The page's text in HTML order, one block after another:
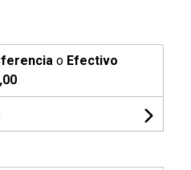
o Efectivo